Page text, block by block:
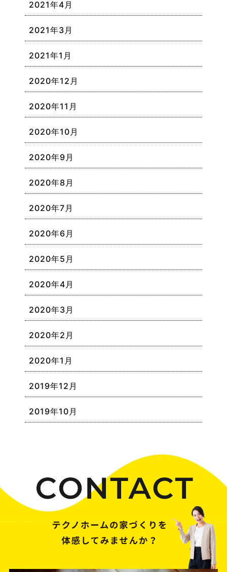
2021年4月
2021年3月
2021年1月
2020年12月
2020年11月
2020年10月
2020年9月
2020年8月
2020年7月
2020年6月
2020年5月
2020年4月
2020年3月
2020年2月
2020年1月
2019年12月
2019年10月